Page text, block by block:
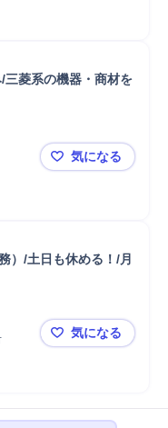
三菱系の機器・商材を
【盛岡/営業
気になる
）/土日も休める！/月
【岩手】貴
気になる